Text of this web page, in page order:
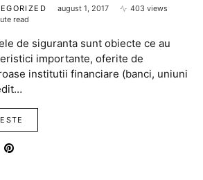
august 1, 2017
403 views
read
de siguranta sunt obiecte ce au
importante, oferite de
institutii financiare (banci, uniuni